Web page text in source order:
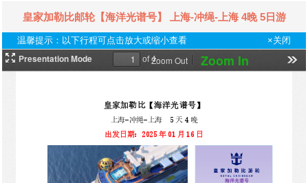
皇家加勒比邮轮【海洋光谱号】 上海-冲绳-上海 4晚 5日游
温馨提示：以下行程可点击放大或缩小查看 ×关闭